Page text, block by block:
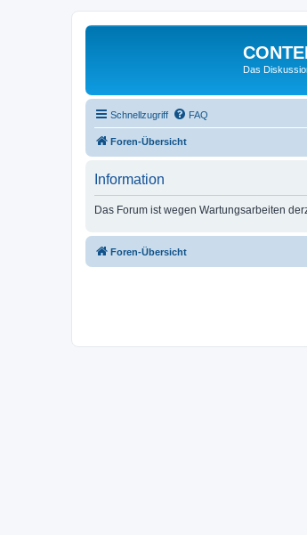
Das
Schnellzugriff FAQ
Foren-Übersicht
Information
Das Forum ist wegen Wartungsarbeiten
Foren-Übersicht